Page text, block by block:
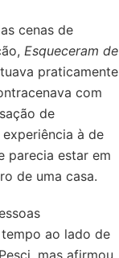
cenas de
Esqueceram de
praticamente
com
de
à de
parecia estar em
de uma casa.
ao lado de
mas afirmou